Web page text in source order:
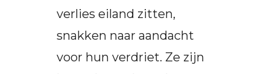
verlies eiland zitten,
snakken naar aandacht
voor hun verdriet. Ze zijn